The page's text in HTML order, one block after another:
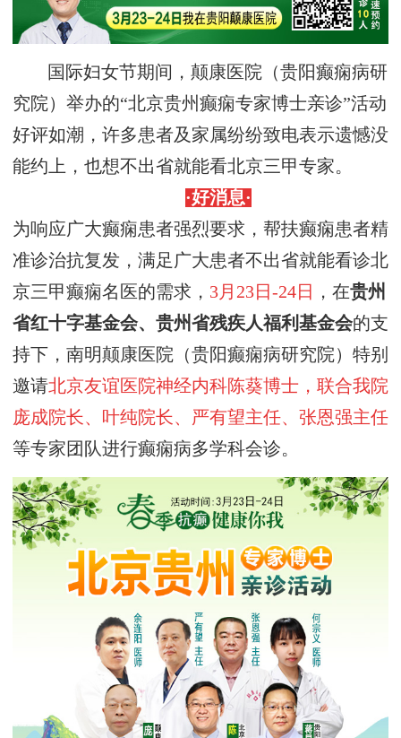
国际妇女节期间，颠康医院（贵阳癫痫病研
究院）举办的“北京贵州癫痫专家博士亲诊”活动
好评如潮，许多患者及家属纷纷致电表示遗憾没
能约上，也想不出省就能看北京三甲专家。
·好消息·
为响应广大癫痫患者强烈要求，帮扶癫痫患者精
准诊治抗复发，满足广大患者不出省就能看诊北
京三甲癫痫名医的需求， 3月23日 -24日 ，在贵州
省红十字基金会、贵州省残疾人福利基金会的支
持下，南明颠康医院（贵阳癫痫病研究院）特别
邀请北京友谊医院神经内科陈葵博士，联合我院
庞成院长、叶纯院长、严有望主任、张恩强主任
等专家团队进行癫痫病多学科会诊。